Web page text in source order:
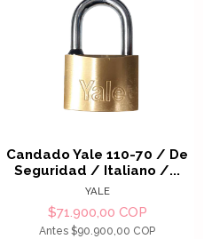
Candado Yale 110-70 / De
Seguridad / Italiano /...
YALE
$71.900,00 COP
Antes $90.900,00 COP